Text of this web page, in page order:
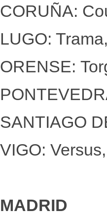
CORUÑA:
LUGO:
ORENSE:
SANTIAGO
VIGO:
MADRID